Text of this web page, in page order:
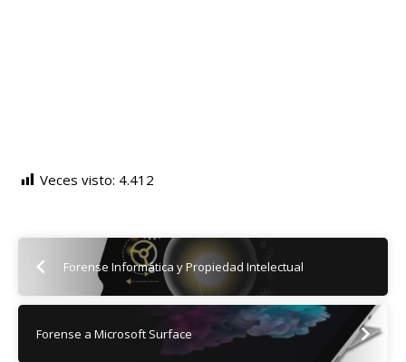
Veces visto: 4.412
Forense Informática y Propiedad Intelectual
Forense a Microsoft Surface